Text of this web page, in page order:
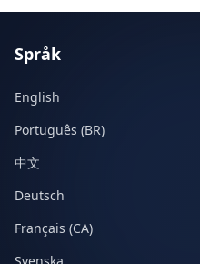
Språk
English
Português (BR)
中文
Deutsch
Français (CA)